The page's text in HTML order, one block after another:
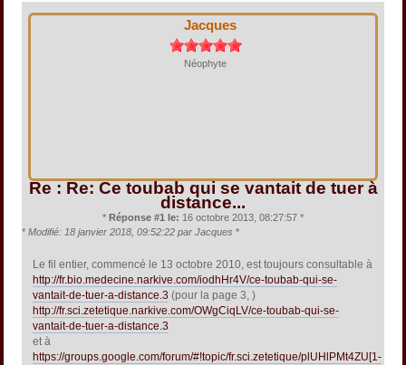
Jacques
Néophyte
Re : Re: Ce toubab qui se vantait de tuer à
distance...
* Réponse #1 le: 16 octobre 2013, 08:27:57 *
* Modifié: 18 janvier 2018, 09:52:22 par Jacques *
Le fil entier, commencé le 13 octobre 2010, est toujours consultable à
http://fr.bio.medecine.narkive.com/iodhHr4V/ce-toubab-qui-se-
vantait-de-tuer-a-distance.3 (pour la page 3, )
http://fr.sci.zetetique.narkive.com/OWgCiqLV/ce-toubab-qui-se-
vantait-de-tuer-a-distance.3
et à
https://groups.google.com/forum/#!topic/fr.sci.zetetique/plUHlPMt4ZU[1-